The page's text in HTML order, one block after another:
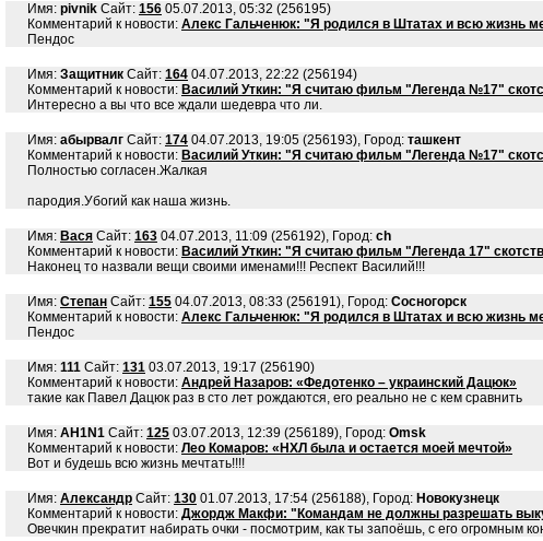
Имя: pivnik Сайт: 156 05.07.2013, 05:32 (256195)
Комментарий к новости: Алекс Гальченюк: "Я родился в Штатах и всю жизнь
Пендос
Имя: Защитник Сайт: 164 04.07.2013, 22:22 (256194)
Комментарий к новости: Василий Уткин: "Я считаю фильм "Легенда №17"
Интересно а вы что все ждали шедевра что ли.
Имя: абырвалг Сайт: 174 04.07.2013, 19:05 (256193), Город: ташкент
Комментарий к новости: Василий Уткин: "Я считаю фильм "Легенда №17"
Полностью согласен.Жалкая
пародия.Убогий как наша жизнь.
Имя: Вася Сайт: 163 04.07.2013, 11:09 (256192), Город: ch
Комментарий к новости: Василий Уткин: "Я считаю фильм "Легенда 17"
Наконец то назвали вещи своими именами!!! Респект Василий!!!
Имя: Степан Сайт: 155 04.07.2013, 08:33 (256191), Город: Сосногорск
Комментарий к новости: Алекс Гальченюк: "Я родился в Штатах и всю жизнь
Пендос
Имя: 111 Сайт: 131 03.07.2013, 19:17 (256190)
Комментарий к новости: Андрей Назаров: «Федотенко – украинский Дацюк»
такие как Павел Дацюк раз в сто лет рождаются, его реально не с кем сравнить
Имя: AH1N1 Сайт: 125 03.07.2013, 12:39 (256189), Город: Omsk
Комментарий к новости: Лео Комаров: «НХЛ была и остается моей мечтой»
Вот и будешь всю жизнь мечтать!!!!
Имя: Александр Сайт: 130 01.07.2013, 17:54 (256188), Город: Новокузнецк
Комментарий к новости: Джордж Макфи: "Командам не должны разрешать
Овечкин прекратит набирать очки - посмотрим, как ты запоёшь, с его огромным